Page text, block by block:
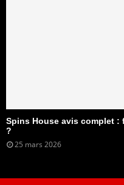
Spins House avis complet
?
25 mars 2026